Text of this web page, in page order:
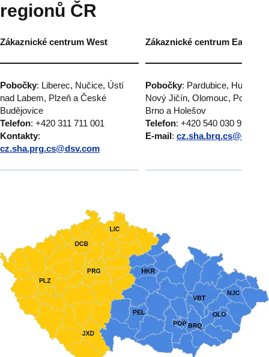
regionů ČR
Zákaznické centrum West Zákaznické centrum East
Pobočky: Liberec, Nučice, Ústí
nad Labem, Plzeň a České
Budějovice
Telefon: +420 311 711 001
Kontakty:
cz.sha.prg.cs@dsv.com
Pobočky: Pardubice,
Nový Jičín, Olomouc, Popůvky,
Brno a Holešov
Telefon: +420 540 030 999
E-mail: